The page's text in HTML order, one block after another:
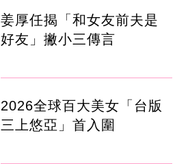
姜厚任揭「和女友前夫是
好友」撇小三傳言
2026全球百大美女「台版
三上悠亞」首入圍